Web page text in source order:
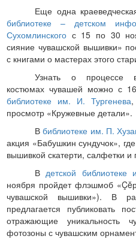
Еще одна
библиотеке – детском
Сухомлинского с 15 по 30
сияние чувашской вышивки»
с книгами о мастерах этого
Узнать о процессе
костюмах чувашей можно с
библиотеке им. И. Тургенева
просмотр «Кружевные детали».
Вбиблиотеке им. П.
акция «Бабушкин сундучок»,
вышивкой скатерти, салфетки и
Вдетской
ноября пройдет флэшмоб
чувашской вышивки»). В
предлагается публиковать
отражающие уникальность
фотозоны с чувашским